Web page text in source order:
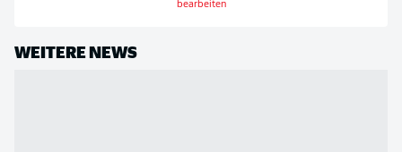
bearbeiten
WEITERE NEWS